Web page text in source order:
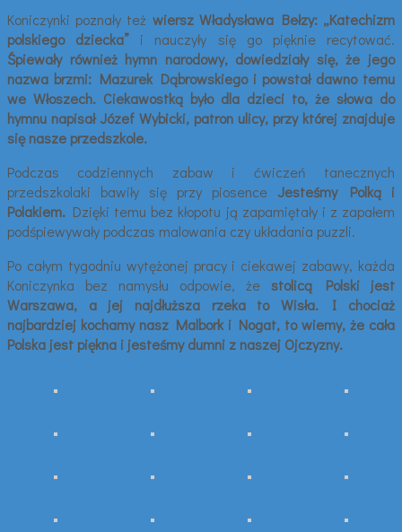
Koniczynki poznały też wiersz Władysława Bełzy: „Katechizm
polskiego dziecka” i nauczyły się go pięknie recytować.
Śpiewały również hymn narodowy, dowiedziały się, że jego
nazwa brzmi: Mazurek Dąbrowskiego i powstał dawno temu
we Włoszech. Ciekawostką było dla dzieci to, że słowa do
hymnu napisał Józef Wybicki, patron ulicy, przy której znajduje
się nasze przedszkole.
Podczas codziennych zabaw i ćwiczeń tanecznych
przedszkolaki bawiły się przy piosence Jesteśmy Polką i
Polakiem. Dzięki temu bez kłopotu ją zapamiętały i z zapałem
podśpiewywały podczas malowania czy układania puzzli.
Po całym tygodniu wytężonej pracy i ciekawej zabawy, każda
Koniczynka bez namysłu odpowie, że stolicą Polski jest
Warszawa, a jej najdłuższa rzeka to Wisła. I chociaż
najbardziej kochamy nasz Malbork i Nogat, to wiemy, że cała
Polska jest piękna i jesteśmy dumni z naszej Ojczyzny.